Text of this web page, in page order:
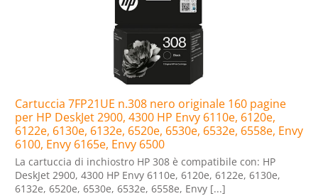
Cartuccia 7FP21UE n.308 nero originale 160 pagine
per HP DeskJet 2900, 4300 HP Envy 6110e, 6120e,
6122e, 6130e, 6132e, 6520e, 6530e, 6532e, 6558e, Envy
6100, Envy 6165e, Envy 6500
La cartuccia di inchiostro HP 308 è compatibile con: HP
DeskJet 2900, 4300 HP Envy 6110e, 6120e, 6122e, 6130e,
6132e, 6520e, 6530e, 6532e, 6558e, Envy [...]